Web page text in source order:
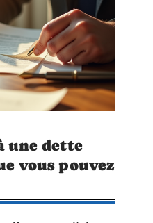
une dette
vous pouvez